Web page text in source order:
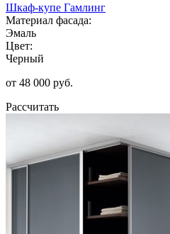
Шкаф-купе Гамлинг
Материал фасада:
Эмаль
Цвет:
Черный
от 48 000 руб.
Рассчитать